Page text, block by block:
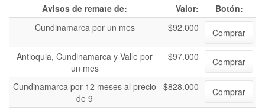
Avisos de remate de:
Valor:
Botón:
Cundinamarca por un mes
$92.000
Comprar
Antioquia, Cundinamarca y Valle por
un mes
$97.000 Comprar
Cundinamarca por 12 meses al precio
de 9
$828.000 Comprar